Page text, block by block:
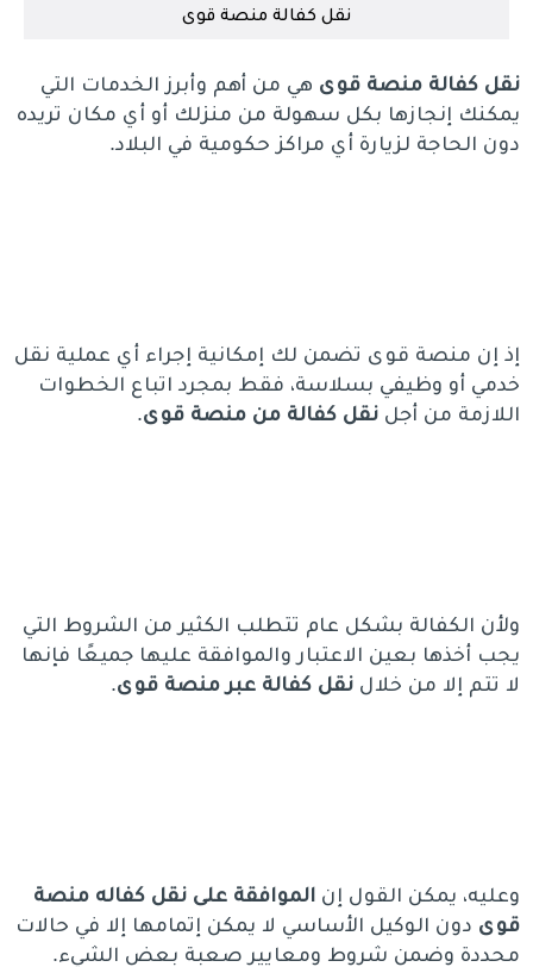
نقل كفالة منصة قوى
نقل كفالة منصة قوى هي من أهم وأبرز الخدمات التي
يمكنك إنجازها بكل سهولة من منزلك أو أي مكان تريده
دون الحاجة لزيارة أي مراكز حكومية في البلاد.
إذ إن منصة قوى تضمن لك إمكانية إجراء أي عملية نقل
خدمي أو وظيفي بسلاسة، فقط بمجرد اتباع الخطوات
اللازمة من أجلنقل كفالة من منصة قوى.
ولأن الكفالة بشكل عام تتطلب الكثير من الشروط التي
يجب أخذها بعين الاعتبار والموافقة عليها جميعًا فإنها
لا تتم إلا من خلالنقل كفالة عبر منصة قوى.
وعليه، يمكن القول إنالموافقة على نقل كفاله منصة
قوى دون الوكيل الأساسي لا يمكن إتمامها إلا في حالات
محددة وضمن شروط ومعايير صعبة بعض الشيء.